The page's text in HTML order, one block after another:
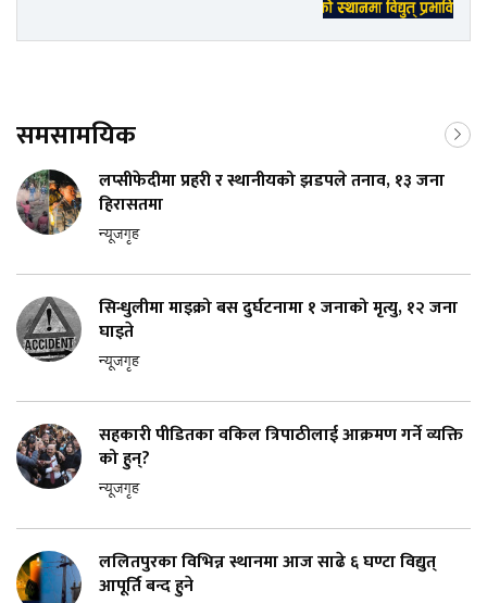
समसामयिक
लप्सीफेदीमा प्रहरी र स्थानीयको झडपले तनाव, १३ जना
हिरासतमा
न्यूजगृह
सिन्धुलीमा माइक्रो बस दुर्घटनामा १ जनाको मृत्यु, १२ जना
घाइते
न्यूजगृह
सहकारी पीडितका वकिल त्रिपाठीलाई आक्रमण गर्ने व्यक्ति
को हुन्?
न्यूजगृह
ललितपुरका विभिन्न स्थानमा आज साढे ६ घण्टा विद्युत्
आपूर्ति बन्द हुने